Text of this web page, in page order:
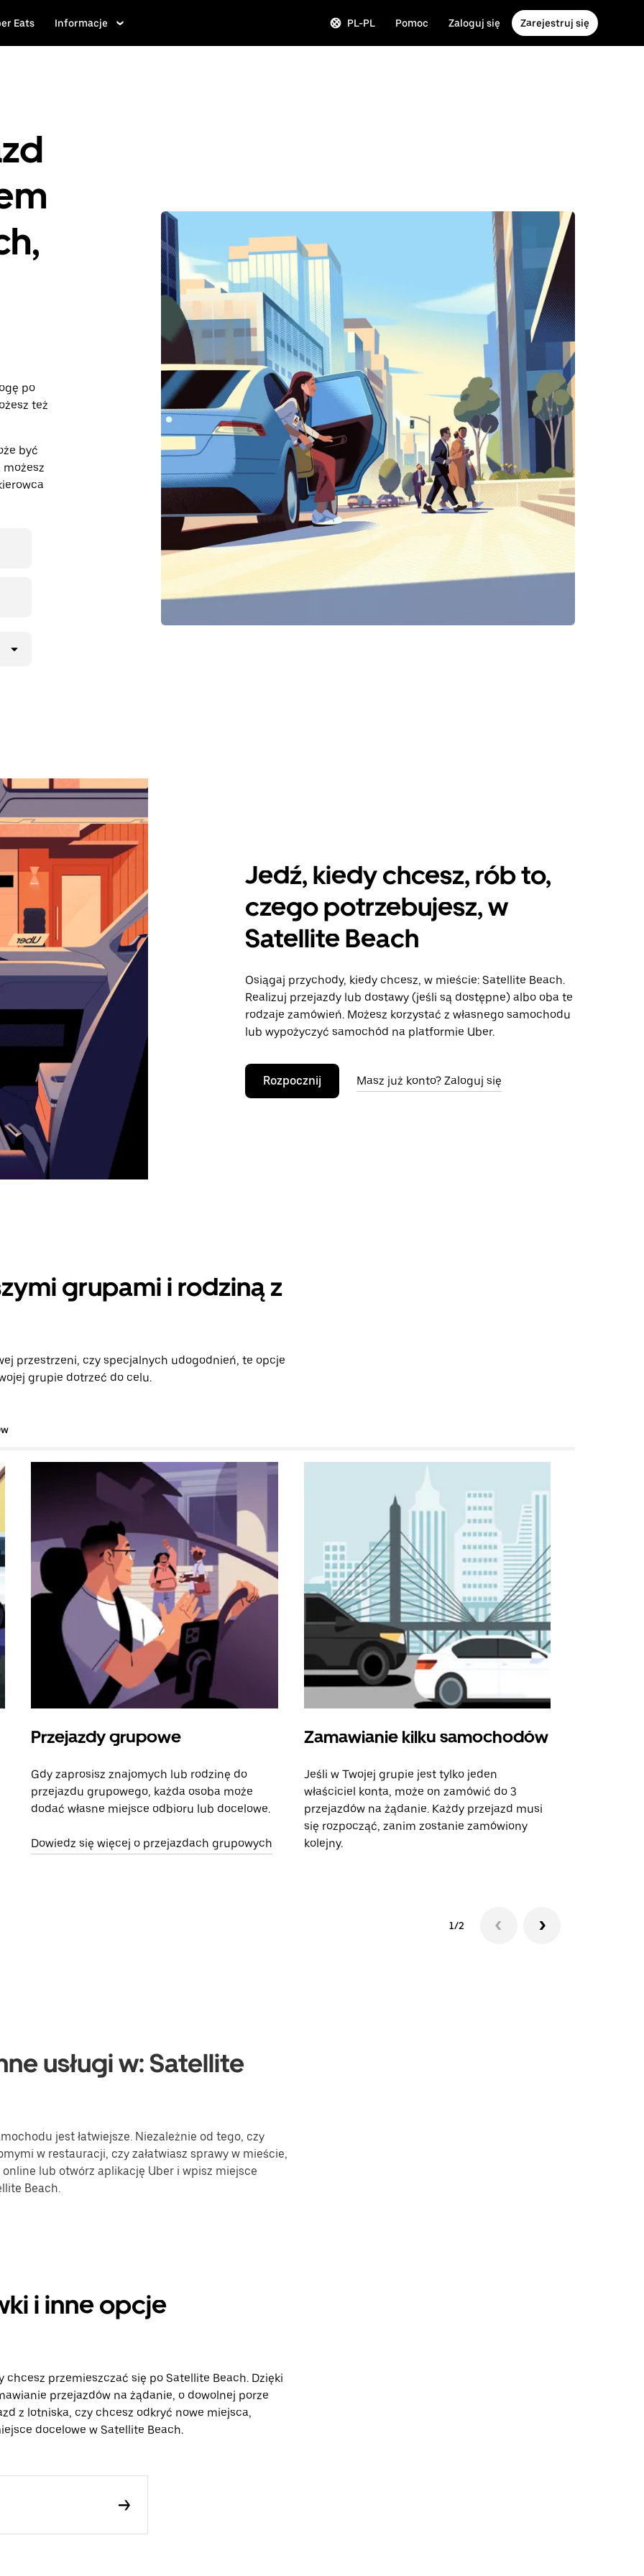
Eats Informacje PL-PL Pomoc Zaloguj się Zarejestruj się
po
też
być
możesz
Jedź, kiedy chcesz, rób to,
czego potrzebujesz, w
Satellite Beach
Osiągaj przychody, kiedy chcesz, w mieście: Satellite Beach.
Realizuj przejazdy lub dostawy (jeśli są dostępne) albo oba te
rodzaje zamówień. Możesz korzystać z własnego samochodu
lub wypożyczyć samochód na platformie Uber.
Rozpocznij Masz już konto? Zaloguj się
grupami i rodziną z
przestrzeni, czy specjalnych udogodnień, te opcje
grupie dotrzeć do celu.
Przejazdy grupowe
Gdy zaprosisz znajomych lub rodzinę do
przejazdu grupowego, każda osoba może
dodać własne miejsce odbioru lub docelowe.
Dowiedz się więcej o przejazdach grupowych
Zamawianie kilku samochodów
Jeśli w Twojej grupie jest tylko jeden
właściciel konta, może on zamówić do 3
przejazdów na żądanie. Każdy przejazd musi
się rozpocząć, zanim zostanie zamówiony
kolejny.
1/2
usługi w: Satellite
jest łatwiejsze. Niezależnie od tego, czy
w restauracji, czy załatwiasz sprawy w mieście,
lub otwórz aplikację Uber i wpisz miejsce
Beach.
i inne opcje
przemieszczać się po Satellite Beach. Dzięki
przejazdów na żądanie, o dowolnej porze
z lotniska, czy chcesz odkryć nowe miejsca,
docelowe w Satellite Beach.